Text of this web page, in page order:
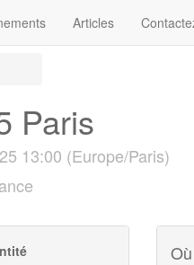
Articles
Paris
13:00 (Europe/Paris)
Où